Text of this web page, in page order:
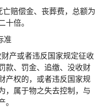
赔偿金、丧葬费，总额为
倍。
准
产或者违反国家规定征收
款、罚金、追缴、没收财
产权的，或者违反国家规
，属于物之失去控制，与